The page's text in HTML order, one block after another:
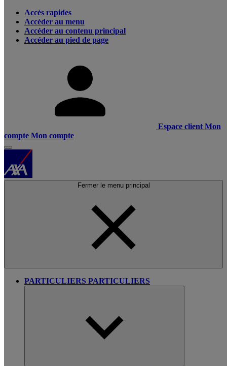
Accès rapides
Accéder au menu
Accéder au contenu principal
Accéder au pied de page
Espace client Mon
compte Mon compte
Fermer le menu principal
PARTICULIERS PARTICULIERS